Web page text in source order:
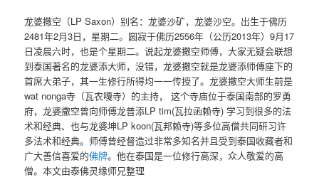
龙婆撒空（LP Saxon）别名：龙婆沙矿，龙婆沙空。出生于佛历
2481年2月3日，星期二。圆寂于佛历2556年（公历2013年）9月17
日凌晨六时，也是个星期二。说起龙婆撒空师傅，大家无疑会联想
到泰国著名的龙婆添大师，没错，龙婆撒空就是龙婆添师傅座下的
首席大弟子，其一生修行所得均一一传授了。龙婆撒空大师生前是
wat nonga寺（瓦农嘎寺）的主持， 这个寺庙位于泰国南部的罗勇
府，龙婆撒空曾向师傅龙普添LP tim(瓦拉函赖寺) 学习到很多的法
术和经典、也与龙婆坤LP koon(瓦邦赖寺)等多位高僧共同研习许
多法术和经典。师傅曾经督造过非常多知名并且受到泰国收藏者和
广大善信喜爱的佛牌。他在泰国是一位修行高深，众人敬爱的高
僧。本文由泰佛灵缘师兄整理